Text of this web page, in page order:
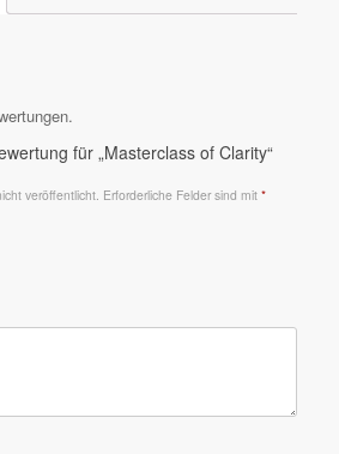
für „Masterclass of Clarity“
veröffentlicht. Erforderliche Felder sind mit *